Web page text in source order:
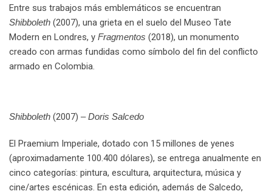
Entre sus trabajos más emblemáticos se encuentran
Shibboleth (2007), una grieta en el suelo del Museo Tate
Modern en Londres, y Fragmentos (2018), un monumento
creado con armas fundidas como símbolo del fin del conflicto
armado en Colombia.
Shibboleth (2007) – Doris Salcedo
El Praemium Imperiale, dotado con 15 millones de yenes
(aproximadamente 100.400 dólares), se entrega anualmente en
cinco categorías: pintura, escultura, arquitectura, música y
cine/artes escénicas. En esta edición, además de Salcedo,